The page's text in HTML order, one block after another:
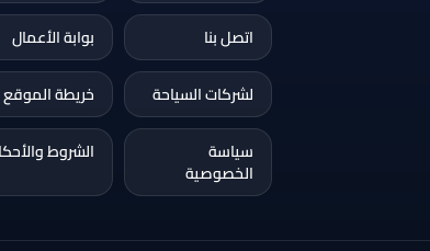
اتصل بنا
بوابة الأعمال
لشركات السياحة
خريطة الموقع
سياسة
الخصوصية
الشروط